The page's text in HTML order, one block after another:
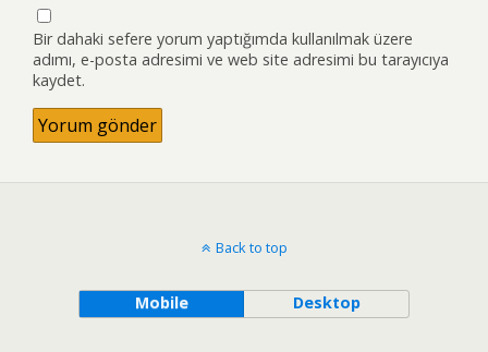
Bir dahaki sefere yorum yaptığımda kullanılmak üzere
adımı, e-posta adresimi ve web site adresimi bu tarayıcıya
kaydet.
Back to top
Mobile Desktop